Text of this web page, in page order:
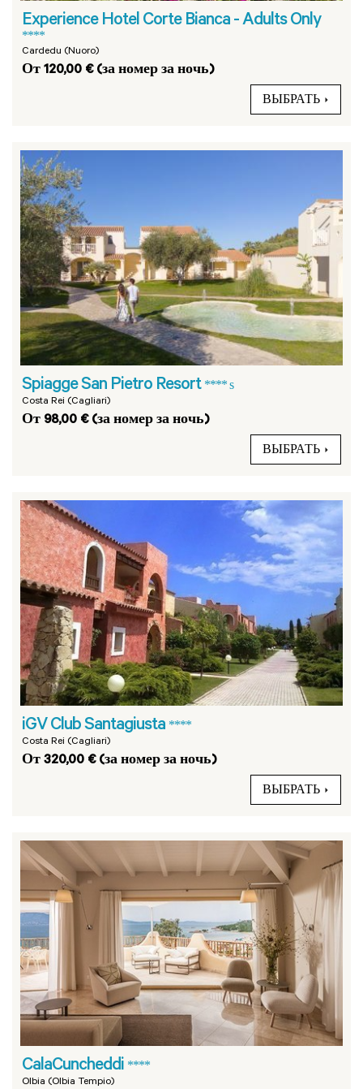
Experience Hotel Corte Bianca - Adults Only
****
Cardedu (Nuoro)
От 120,00 € (за номер за ночь)
ВЫБРАТЬ
Spiagge San Pietro Resort **** s
Costa Rei (Cagliari)
От 98,00 € (за номер за ночь)
ВЫБРАТЬ
iGV Club Santagiusta ****
Costa Rei (Cagliari)
От 320,00 € (за номер за ночь)
ВЫБРАТЬ
CalaCuncheddi ****
Olbia (Olbia Tempio)